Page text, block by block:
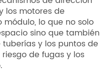
los motores de
lo que no solo
sino que también
y los puntos de
de fugas y los